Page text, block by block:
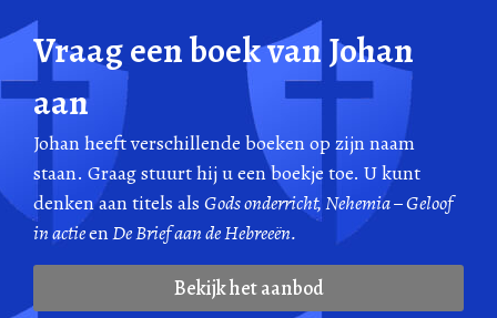
Vraag een boek van Johan
aan
Johan heeft verschillende boeken op zijn naam
staan. Graag stuurt hij u een boekje toe. U kunt
denken aan titels als Gods onderricht, Nehemia – Geloof
in actieenDe Brief aan de Hebreeën.
Bekijk het aanbod